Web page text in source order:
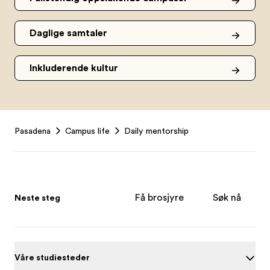
Daglige samtaler
Inkluderende kultur
Pasadena Campus life Daily mentorship
Neste steg Få brosjyre Søk nå
Våre studiesteder